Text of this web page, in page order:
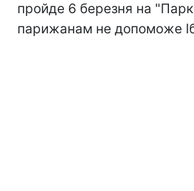
пройде 6 березня на
парижанам не допоможе